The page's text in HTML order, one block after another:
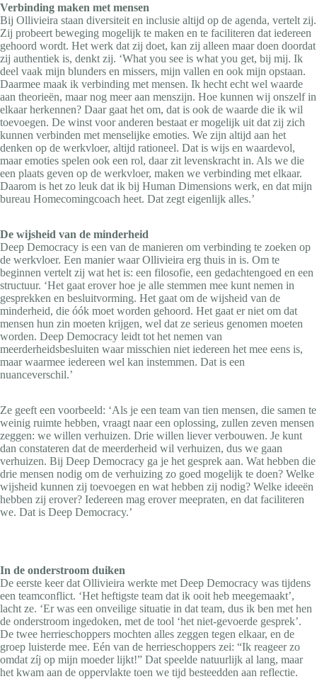
Verbinding maken met mensen
Bij Ollivieira staan diversiteit en inclusie altijd op de agenda, vertelt zij.
Zij probeert beweging mogelijk te maken en te faciliteren dat iedereen
gehoord wordt. Het werk dat zij doet, kan zij alleen maar doen doordat
zij authentiek is, denkt zij. ‘What you see is what you get, bij mij. Ik
deel vaak mijn blunders en missers, mijn vallen en ook mijn opstaan.
Daarmee maak ik verbinding met mensen. Ik hecht echt wel waarde
aan theorieën, maar nog meer aan menszijn. Hoe kunnen wij onszelf in
elkaar herkennen? Daar gaat het om, dat is ook de waarde die ik wil
toevoegen. De winst voor anderen bestaat er mogelijk uit dat zij zich
kunnen verbinden met menselijke emoties. We zijn altijd aan het
denken op de werkvloer, altijd rationeel. Dat is wijs en waardevol,
maar emoties spelen ook een rol, daar zit levenskracht in. Als we die
een plaats geven op de werkvloer, maken we verbinding met elkaar.
Daarom is het zo leuk dat ik bij Human Dimensions werk, en dat mijn
bureau Homecomingcoach heet. Dat zegt eigenlijk alles.’
De wijsheid van de minderheid
Deep Democracy is een van de manieren om verbinding te zoeken op
de werkvloer. Een manier waar Ollivieira erg thuis in is. Om te
beginnen vertelt zij wat het is: een filosofie, een gedachtengoed en een
structuur. ‘Het gaat erover hoe je alle stemmen mee kunt nemen in
gesprekken en besluitvorming. Het gaat om de wijsheid van de
minderheid, die óók moet worden gehoord. Het gaat er niet om dat
mensen hun zin moeten krijgen, wel dat ze serieus genomen moeten
worden. Deep Democracy leidt tot het nemen van
meerderheidsbesluiten waar misschien niet iedereen het mee eens is,
maar waarmee iedereen wel kan instemmen. Dat is een
nuanceverschil.’
Ze geeft een voorbeeld: ‘Als je een team van tien mensen, die samen te
weinig ruimte hebben, vraagt naar een oplossing, zullen zeven mensen
zeggen: we willen verhuizen. Drie willen liever verbouwen. Je kunt
dan constateren dat de meerderheid wil verhuizen, dus we gaan
verhuizen. Bij Deep Democracy ga je het gesprek aan. Wat hebben die
drie mensen nodig om de verhuizing zo goed mogelijk te doen? Welke
wijsheid kunnen zij toevoegen en wat hebben zij nodig? Welke ideeën
hebben zij erover? Iedereen mag erover meepraten, en dat faciliteren
we. Dat is Deep Democracy.’
In de onderstroom duiken
De eerste keer dat Ollivieira werkte met Deep Democracy was tijdens
een teamconflict. ‘Het heftigste team dat ik ooit heb meegemaakt’,
lacht ze. ‘Er was een onveilige situatie in dat team, dus ik ben met hen
de onderstroom ingedoken, met de tool ‘het niet-gevoerde gesprek’.
De twee herrieschoppers mochten alles zeggen tegen elkaar, en de
groep luisterde mee. Eén van de herrieschoppers zei: “Ik reageer zo
omdat zíj op mijn moeder lijkt!” Dat speelde natuurlijk al lang, maar
het kwam aan de oppervlakte toen we tijd besteedden aan reflectie.